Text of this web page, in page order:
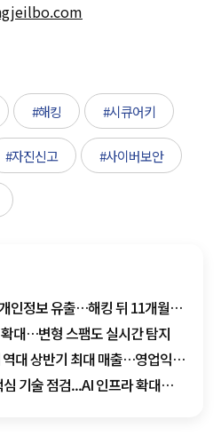
#해킹 #시큐어키
#자진신고 #사이버보안
인정보 유출…해킹 뒤 11개월
대…변형 스팸도 실시간 탐지
대 상반기 최대 매출…영업익
기술 점검...AI 인프라 확대